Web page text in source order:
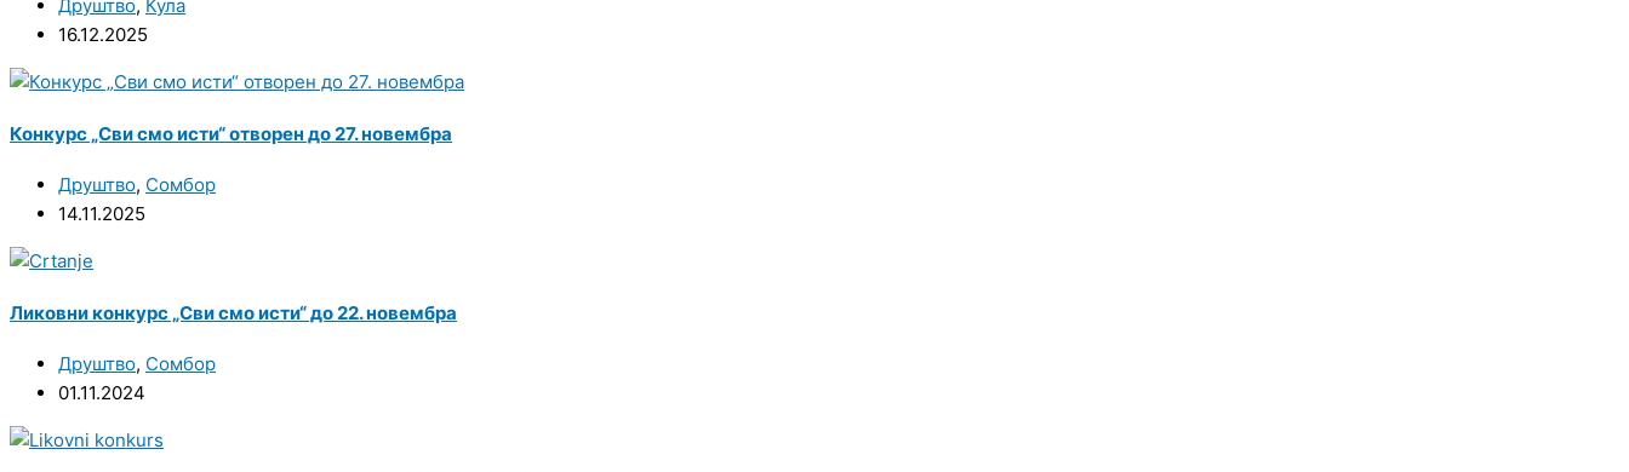
Друштво, Кула
16.12.2025
Конкурс „Сви смо исти“ отворен до 27. новембра
Друштво, Сомбор
14.11.2025
Ликовни конкурс „Сви смо исти“ до 22. новембра
Друштво, Сомбор
01.11.2024